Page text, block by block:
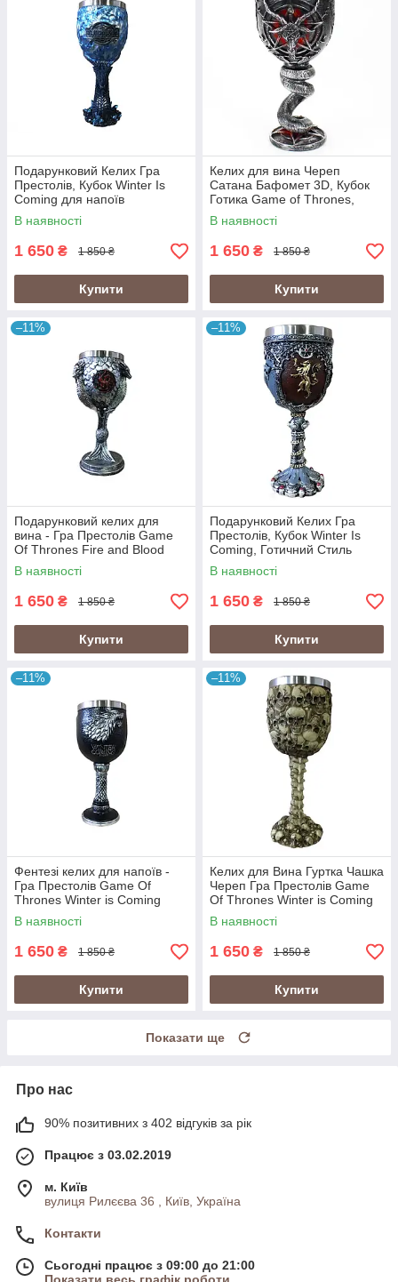
Подарунковий Келих Гра
Престолів, Кубок Winter Is
Coming для напоїв
В наявності
1 650 ₴ 1 850 ₴
Купити
Келих для вина Череп
Сатана Бафомет 3D, Кубок
Готика Game of Thrones,
Подарунок
В наявності
1 650 ₴ 1 850 ₴
Купити
–11%
Подарунковий келих для
вина - Гра Престолів Game
Of Thrones Fire and Blood
Кубок
В наявності
1 650 ₴ 1 850 ₴
Купити
–11%
Подарунковий Келих Гра
Престолів, Кубок Winter Is
Coming, Готичний Стиль
В наявності
1 650 ₴ 1 850 ₴
Купити
–11%
Фентезі келих для напоїв -
Гра Престолів Game Of
Thrones Winter is Coming
Stark Старк
В наявності
1 650 ₴ 1 850 ₴
Купити
–11%
Келих для Вина Гуртка Чашка
Череп Гра Престолів Game
Of Thrones Winter is Coming
Кубок Готика Подарунок
В наявності
1 650 ₴ 1 850 ₴
Купити
Показати ще
Про нас
90% позитивних з 402 відгуків за рік
Працює з 03.02.2019
м. Київ
вулиця Рилєєва 36 , Київ, Україна
Контакти
Сьогодні працює з 09:00 до 21:00